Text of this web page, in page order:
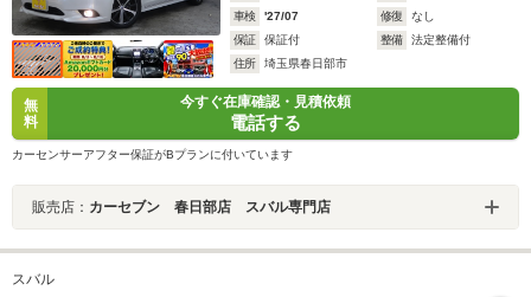
車検
'27/07 修復
なし
保証
保証付 整備
法定整備付
住所
埼玉県春日部市
無
料
今すぐ在庫確認・見積依頼
電話する
カーセンサーアフター保証がBプランに付いています
販売店： カーセブン 春日部店 スバル専門店
スバル